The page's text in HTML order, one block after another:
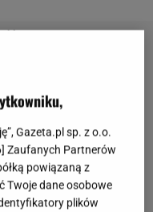
Gazeta.pl sp. z o.o.
] Zaufanych Partnerów
powiązaną z
Twoje dane osobowe
plików